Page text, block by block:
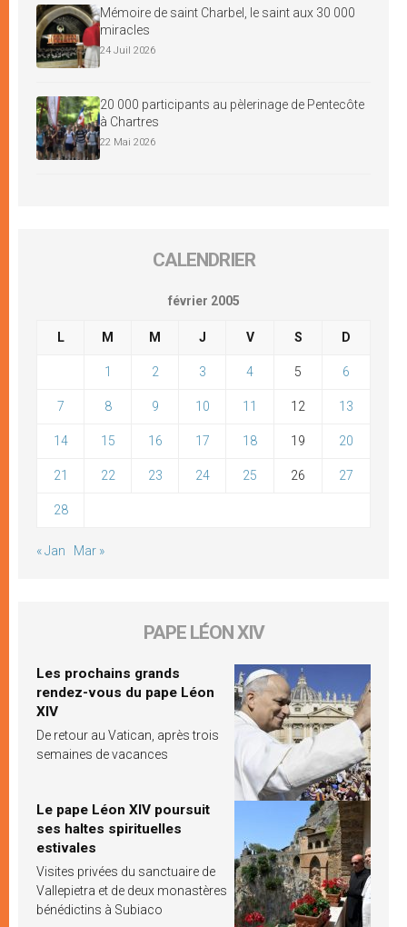
Mémoire de saint Charbel, le saint aux 30 000
miracles
24 Juil 2026
20 000 participants au pèlerinage de Pentecôte
à Chartres
22 Mai 2026
CALENDRIER
février 2005
L M M J V S D
1 2 3 4 5 6
7 8 9 10 11 12 13
14 15 16 17 18 19 20
21 22 23 24 25 26 27
28
« Jan Mar »
PAPE LÉON XIV
Les prochains grands
rendez-vous du pape Léon
XIV
De retour au Vatican, après trois
semaines de vacances
Le pape Léon XIV poursuit
ses haltes spirituelles
estivales
Visites privées du sanctuaire de
Vallepietra et de deux monastères
bénédictins à Subiaco